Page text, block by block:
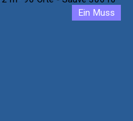
Ein Muss